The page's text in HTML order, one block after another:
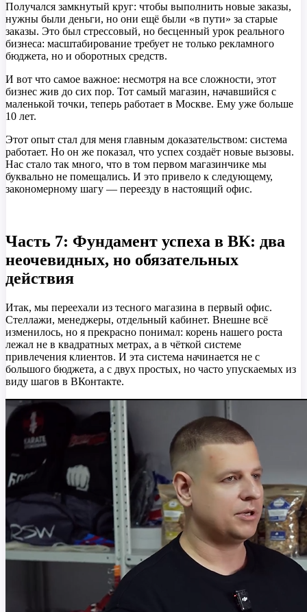
Получался замкнутый круг: чтобы выполнить новые заказы,
нужны были деньги, но они ещё были «в пути» за старые
заказы. Это был стрессовый, но бесценный урок реального
бизнеса: масштабирование требует не только рекламного
бюджета, но и оборотных средств.
И вот что самое важное: несмотря на все сложности, этот
бизнес жив до сих пор. Тот самый магазин, начавшийся с
маленькой точки, теперь работает в Москве. Ему уже больше
10 лет.
Этот опыт стал для меня главным доказательством: система
работает. Но он же показал, что успех создаёт новые вызовы.
Нас стало так много, что в том первом магазинчике мы
буквально не помещались. И это привело к следующему,
закономерному шагу — переезду в настоящий офис.
Часть 7: Фундамент успеха в ВК: два
неочевидных, но обязательных
действия
Итак, мы переехали из тесного магазина в первый офис.
Стеллажи, менеджеры, отдельный кабинет. Внешне всё
изменилось, но я прекрасно понимал: корень нашего роста
лежал не в квадратных метрах, а в чёткой системе
привлечения клиентов. И эта система начинается не с
большого бюджета, а с двух простых, но часто упускаемых из
виду шагов в ВКонтакте.